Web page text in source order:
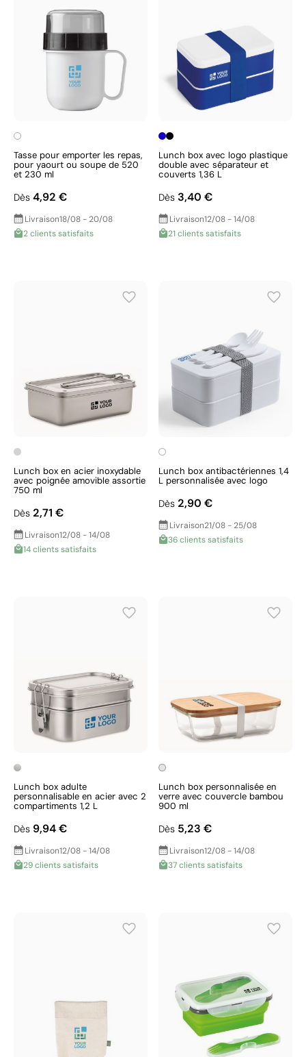
Tasse pour emporter les repas,
pour yaourt ou soupe de 520
et 230 ml
Dès 4,92 €
Livraison18/08 - 20/08
2 clients satisfaits
Lunch box avec logo plastique
double avec séparateur et
couverts 1,36 L
Dès 3,40 €
Livraison12/08 - 14/08
21 clients satisfaits
Lunch box en acier inoxydable
avec poignée amovible assortie
750 ml
Dès 2,71 €
Livraison12/08 - 14/08
14 clients satisfaits
Lunch box antibactériennes 1,4
L personnalisée avec logo
Dès 2,90 €
Livraison21/08 - 25/08
36 clients satisfaits
Lunch box adulte
personnalisable en acier avec 2
compartiments 1,2 L
Dès 9,94 €
Livraison12/08 - 14/08
29 clients satisfaits
Lunch box personnalisée en
verre avec couvercle bambou
900 ml
Dès 5,23 €
Livraison12/08 - 14/08
37 clients satisfaits